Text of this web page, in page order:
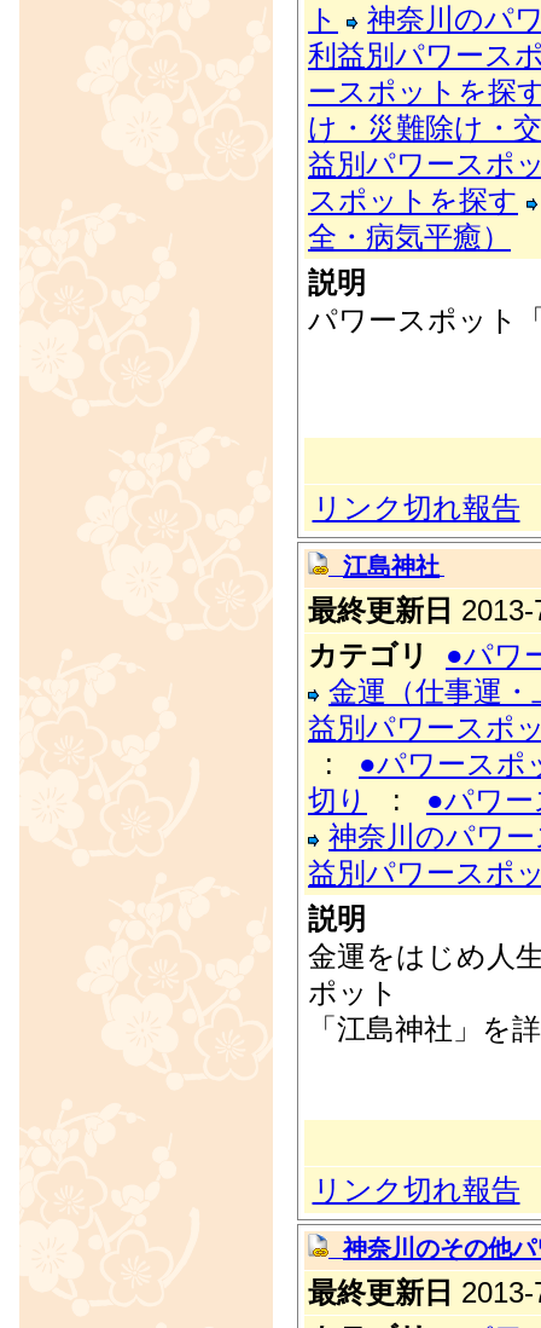
ト
神奈川のパ
利益別パワース
ースポットを探
け・災難除け・
益別パワースポ
スポットを探す
全・病気平癒）
説明
パワースポット
リンク切れ報告
江島神社
最終更新日
カテゴリ
●パワ
金運（仕事運・
益別パワースポ
: ●パワースポ
切り
: ●パワ
神奈川のパワ
益別パワースポ
説明
金運をはじめ人
ポット
「江島神社」を
リンク切れ報告
神奈川のその他
最終更新日